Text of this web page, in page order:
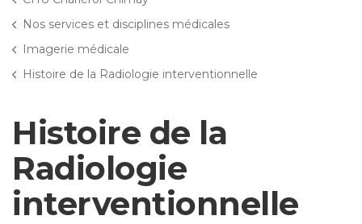
CHU Charleroi-Chimay
Maisons de repos
Crèches
Pôle enfance et adolescence
Projets IA
Nos services et disciplines médicales
Imagerie médicale
Histoire de la Radiologie interventionnelle
Histoire de la
Radiologie
interventionnelle